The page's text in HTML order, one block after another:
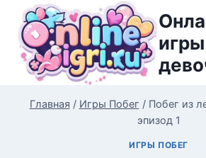
Перейти
содержимому
Главная / Игры Побег / Побег из
эпизод 1
ИГРЫ ПОБЕГ